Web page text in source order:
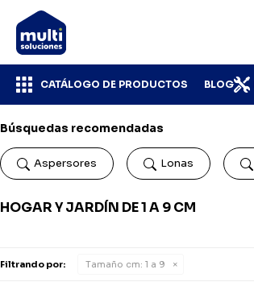
CATÁLOGO DE PRODUCTOS BLOG
Búsquedas recomendadas
Aspersores Lonas
HOGAR Y JARDÍN DE 1 A 9 CM
Filtrando por: Tamaño cm: 1 a 9